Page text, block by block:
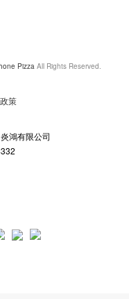
Pizza All Rights Reserved.
策
鴻有限公司